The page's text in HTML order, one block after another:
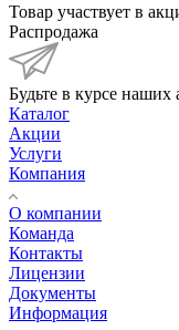
Товар участвует в
Распродажа
Будьте в курсе наших
Каталог
Акции
Услуги
Компания
О компании
Команда
Контакты
Лицензии
Документы
Информация